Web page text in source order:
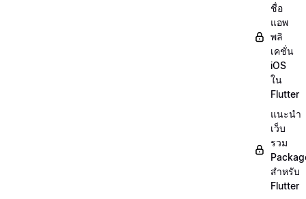
ชื่อ
แอพ
พลิ
เคชั่น
iOS
ใน
Flutter
แนะนำ
เว็บ
รวม
สำหรับ
Flutter